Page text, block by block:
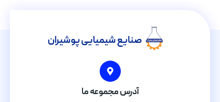
صنایع شیمیایی پوشیران
آدرس مجموعه ما